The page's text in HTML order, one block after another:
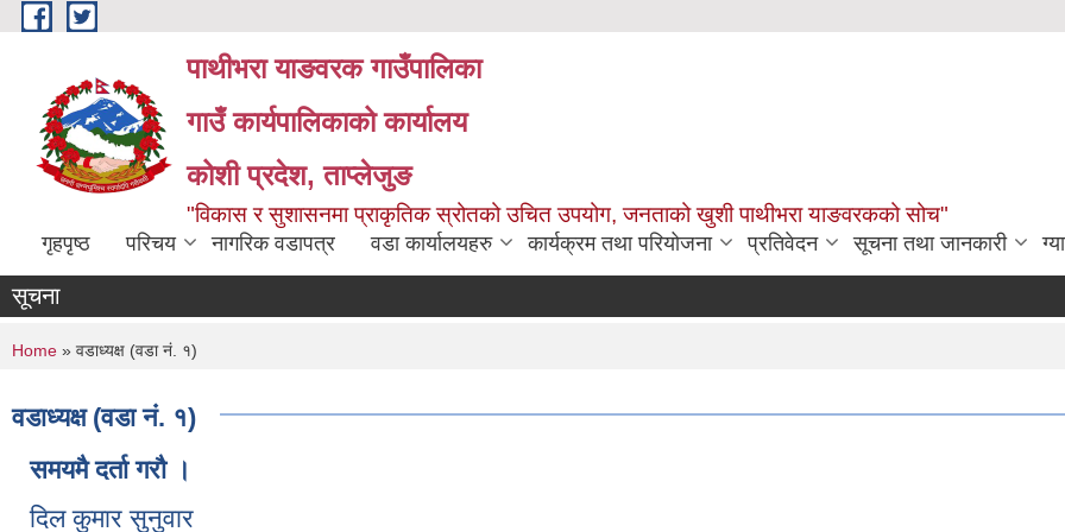
Skip to main content
पाथीभरा याङवरक गाउँपालिका
गाउँ कार्यपालिकाको कार्यालय
कोशी प्रदेश, ताप्लेजुङ
"विकास र सुशासनमा प्राकृतिक स्रोतको उचित उपयोग, जनताको खुशी पाथीभरा याङवरकको सोच"
गृहपृष्ठ परिचय नागरिक वडापत्र वडा कार्यालयहरु कार्यक्रम तथा परियोजना प्रतिवेदन सूचना तथा जानकारी
सूचना
You are here
Home » वडाध्यक्ष (वडा नं. १)
वडाध्यक्ष (वडा नं. १)
समयमै दर्ता गरौ ।
दिल कुमार सुनुवार